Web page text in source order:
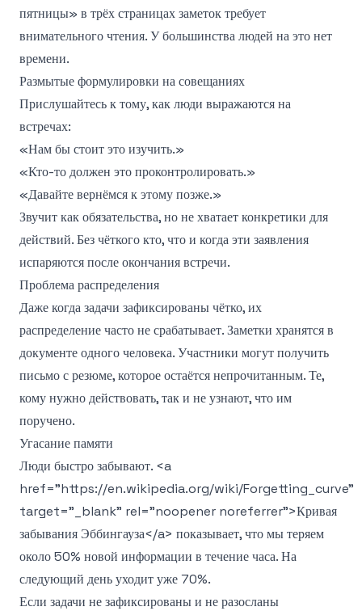
пятницы» в трёх страницах заметок требует
внимательного чтения. У большинства людей на это нет
времени.
Размытые формулировки на совещаниях
Прислушайтесь к тому, как люди выражаются на
встречах:
«Нам бы стоит это изучить.»
«Кто-то должен это проконтролировать.»
«Давайте вернёмся к этому позже.»
Звучит как обязательства, но не хватает конкретики для
действий. Без чёткого кто, что и когда эти заявления
испаряются после окончания встречи.
Проблема распределения
Даже когда задачи зафиксированы чётко, их
распределение часто не срабатывает. Заметки хранятся в
документе одного человека. Участники могут получить
письмо с резюме, которое остаётся непрочитанным. Те,
кому нужно действовать, так и не узнают, что им
поручено.
Угасание памяти
Люди быстро забывают. <a
href="https://en.wikipedia.org/wiki/Forgetting_curve"
target="_blank" rel="noopener noreferrer">Кривая
забывания Эббингауза</a> показывает, что мы теряем
около 50% новой информации в течение часа. На
следующий день уходит уже 70%.
Если задачи не зафиксированы и не разосланы